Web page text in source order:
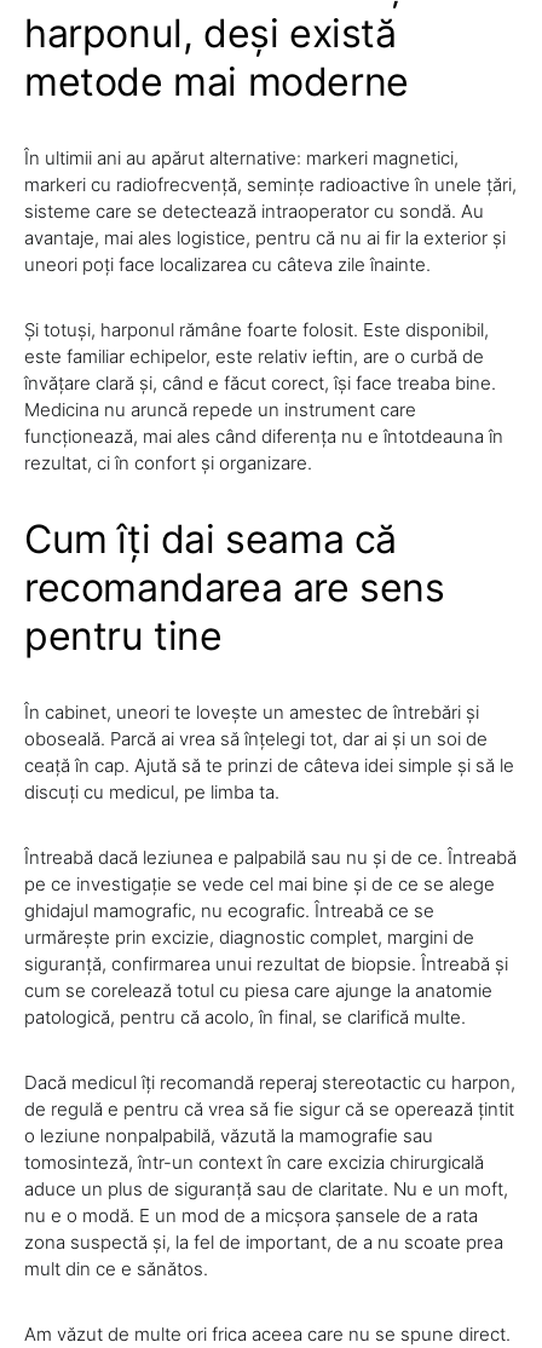
harponul, deși există
metode mai moderne
În ultimii ani au apărut alternative: markeri magnetici,
markeri cu radiofrecvență, semințe radioactive în unele țări,
sisteme care se detectează intraoperator cu sondă. Au
avantaje, mai ales logistice, pentru că nu ai fir la exterior și
uneori poți face localizarea cu câteva zile înainte.
Și totuși, harponul rămâne foarte folosit. Este disponibil,
este familiar echipelor, este relativ ieftin, are o curbă de
învățare clară și, când e făcut corect, își face treaba bine.
Medicina nu aruncă repede un instrument care
funcționează, mai ales când diferența nu e întotdeauna în
rezultat, ci în confort și organizare.
Cum îți dai seama că
recomandarea are sens
pentru tine
În cabinet, uneori te lovește un amestec de întrebări și
oboseală. Parcă ai vrea să înțelegi tot, dar ai și un soi de
ceață în cap. Ajută să te prinzi de câteva idei simple și să le
discuți cu medicul, pe limba ta.
Întreabă dacă leziunea e palpabilă sau nu și de ce. Întreabă
pe ce investigație se vede cel mai bine și de ce se alege
ghidajul mamografic, nu ecografic. Întreabă ce se
urmărește prin excizie, diagnostic complet, margini de
siguranță, confirmarea unui rezultat de biopsie. Întreabă și
cum se corelează totul cu piesa care ajunge la anatomie
patologică, pentru că acolo, în final, se clarifică multe.
Dacă medicul îți recomandă reperaj stereotactic cu harpon,
de regulă e pentru că vrea să fie sigur că se operează țintit
o leziune nonpalpabilă, văzută la mamografie sau
tomosinteză, într-un context în care excizia chirurgicală
aduce un plus de siguranță sau de claritate. Nu e un moft,
nu e o modă. E un mod de a micșora șansele de a rata
zona suspectă și, la fel de important, de a nu scoate prea
mult din ce e sănătos.
Am văzut de multe ori frica aceea care nu se spune direct.